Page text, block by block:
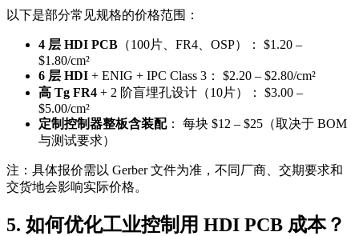
以下是部分常见规格的价格范围：
4 层 HDI PCB （100片、FR4、OSP）： $1.20 –
$1.80/cm²
6 层 HDI + ENIG + IPC Class 3： $2.20 – $2.80/cm²
高 Tg FR4 + 2 阶盲埋孔设计（10片）： $3.00 –
$5.00/cm²
定制控制器整板含装配： 每块 $12 – $25（取决于 BOM
与测试要求）
注：具体报价需以 Gerber 文件为准，不同厂商、交期要求和
交货地会影响实际价格。
5. 如何优化工业控制用 HDI PCB 成本？